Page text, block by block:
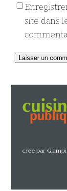
site dans
créé par